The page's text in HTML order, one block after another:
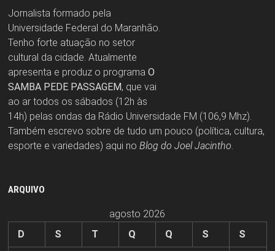
Jornalista formado pela
Universidade Federal do Maranhão.
Tenho forte atuação no setor
cultural da cidade. Atualmente
apresenta e produz o programa O
SAMBA PEDE PASSAGEM, que vai
ao ar todos os sábados (12h às
14h) pelas ondas da Rádio Universidade FM (106,9 Mhz).
Também escrevo sobre de tudo um pouco (política, cultura,
esporte e variedades) aqui no Blog do Joel Jacintho.
ARQUIVO
agosto 2026
D
S T Q Q S
S